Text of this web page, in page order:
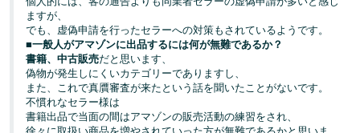
ますが、
でも、虚偽申請を行ったセラーへの対策もされているようです。
■一般人がアマゾンに出品するには何が無難であるか？
書籍、中古販売だと思います、
偽物が発生しにくいカテゴリーでありますし、
また、これで真贋審査が来たという話を聞いたことがないです。
不慣れなセラー様は
書籍出品で当面の間はアマゾンの販売活動の練習をされ、